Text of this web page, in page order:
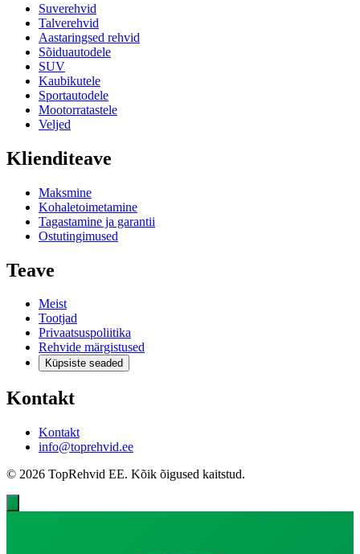
Suverehvid
Talverehvid
Aastaringsed rehvid
Sõiduautodele
SUV
Kaubikutele
Sportautodele
Mootorratastele
Veljed
Klienditeave
Maksmine
Kohaletoimetamine
Tagastamine ja garantii
Ostutingimused
Teave
Meist
Tootjad
Privaatsuspoliitika
Rehvide märgistused
Küpsiste seaded
Kontakt
Kontakt
info@toprehvid.ee
© 2026 TopRehvid EE. Kõik õigused kaitstud.